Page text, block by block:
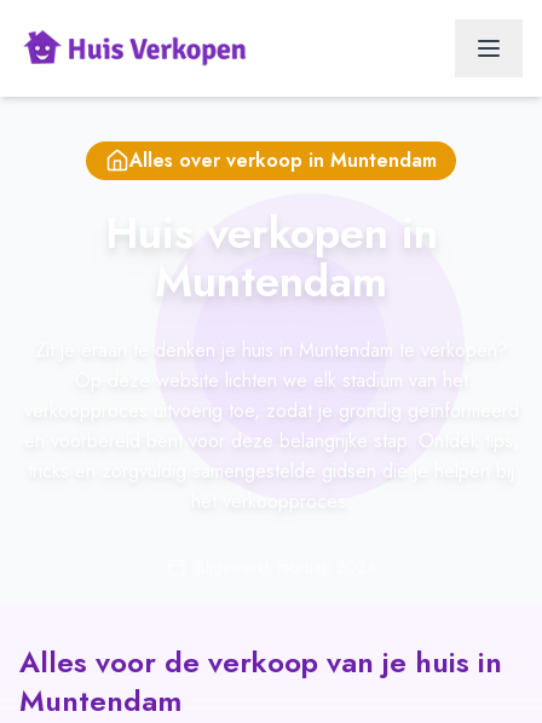
Alles over verkoop in Muntendam
Huis verkopen in
Muntendam
Zit je eraan te denken je huis in Muntendam te verkopen?
Op deze website lichten we elk stadium van het
verkoopproces uitvoerig toe, zodat je grondig geïnformeerd
en voorbereid bent voor deze belangrijke stap. Ontdek tips,
tricks en zorgvuldig samengestelde gidsen die je helpen bij
Alles voor de verkoop van je huis in
Muntendam